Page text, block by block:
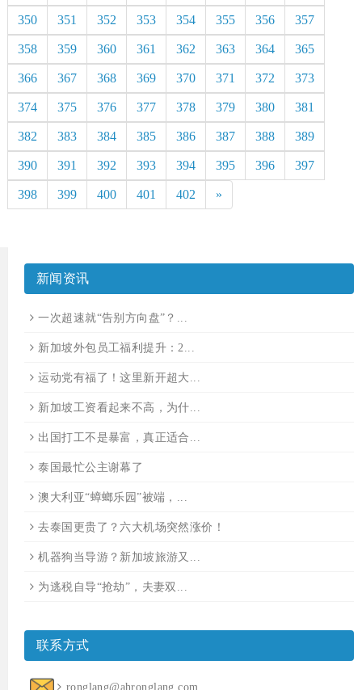
350 351 352 353 354 355 356 357
358 359 360 361 362 363 364 365
366 367 368 369 370 371 372 373
374 375 376 377 378 379 380 381
382 383 384 385 386 387 388 389
390 391 392 393 394 395 396 397
398 399 400 401 402 »
新闻资讯
一次超速就“告别方向盘”？...
新加坡外包员工福利提升：2...
运动党有福了！这里新开超大...
新加坡工资看起来不高，为什...
出国打工不是暴富，真正适合...
泰国最忙公主谢幕了
澳大利亚“蟑螂乐园”被端，...
去泰国更贵了？六大机场突然涨价！
机器狗当导游？新加坡旅游又...
为逃税自导“抢劫”，夫妻双...
联系方式
ronglang@ahronglang.com